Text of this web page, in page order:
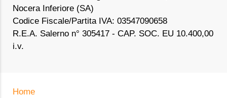
Nocera Inferiore (SA)
Codice Fiscale/Partita IVA: 03547090658
R.E.A. Salerno n° 305417 - CAP. SOC. EU 10.400,00
i.v.
Home